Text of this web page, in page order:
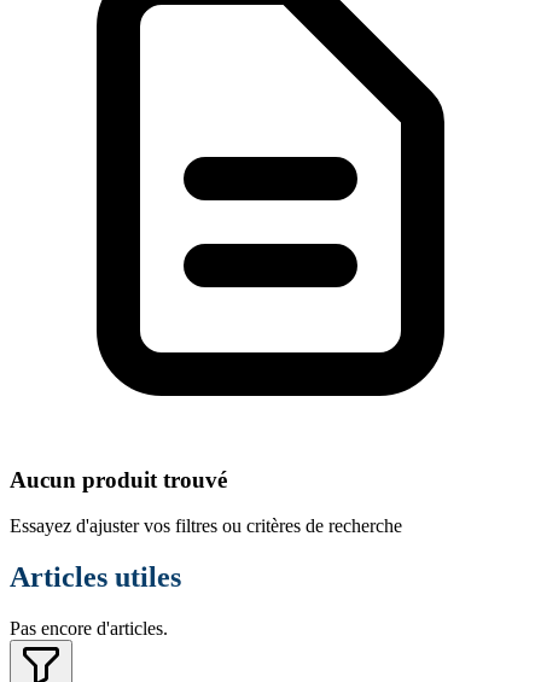
Aucun produit trouvé
Essayez d'ajuster vos filtres ou critères de recherche
Articles utiles
Pas encore d'articles.